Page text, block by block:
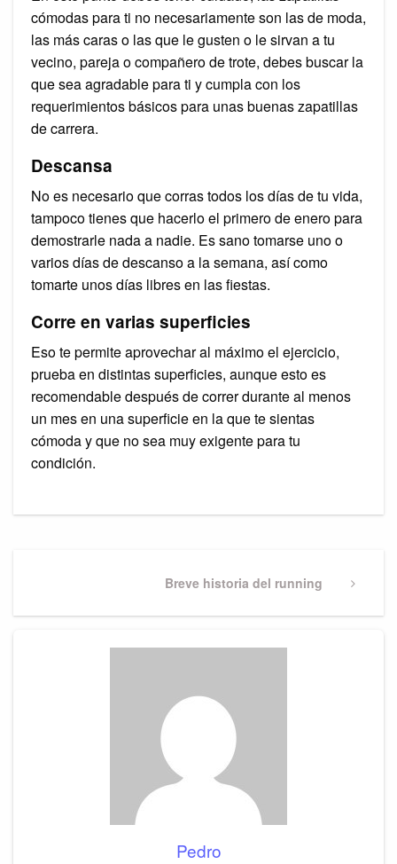
cómodas para ti no necesariamente son las de moda,
las más caras o las que le gusten o le sirvan a tu
vecino, pareja o compañero de trote, debes buscar la
que sea agradable para ti y cumpla con los
requerimientos básicos para unas buenas zapatillas
de carrera.
Descansa
No es necesario que corras todos los días de tu vida,
tampoco tienes que hacerlo el primero de enero para
demostrarle nada a nadie. Es sano tomarse uno o
varios días de descanso a la semana, así como
tomarte unos días libres en las fiestas.
Corre en varias superficies
Eso te permite aprovechar al máximo el ejercicio,
prueba en distintas superficies, aunque esto es
recomendable después de correr durante al menos
un mes en una superficie en la que te sientas
cómoda y que no sea muy exigente para tu
condición.
Next
Breve historia del running
Pedro